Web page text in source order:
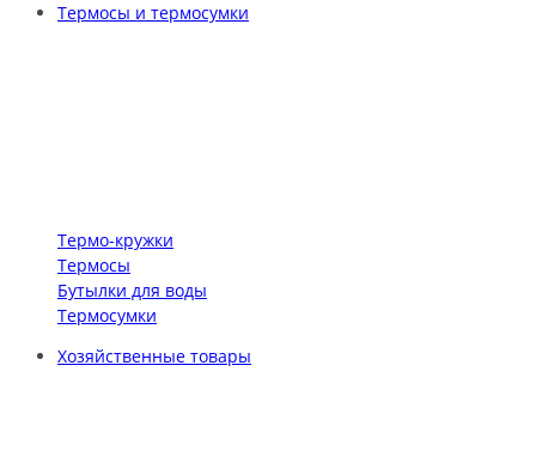
Термосы и термосумки
Термо-кружки
Термосы
Бутылки для воды
Термосумки
Хозяйственные товары